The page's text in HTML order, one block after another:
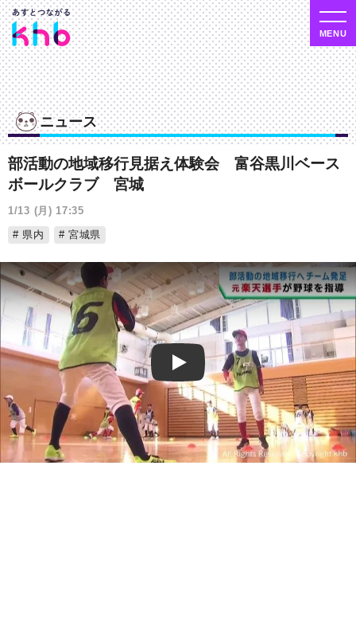
ニュース
部活動の地域移行見据え体験会 富谷黒川ベース
ボールクラブ 宮城
1/13 (月) 17:35
県内
宮城県
Play